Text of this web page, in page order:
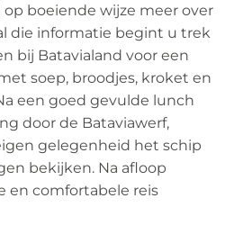
boeiende wijze meer over
die informatie begint u trek
bij Batavialand voor een
soep, broodjes, kroket en
een goed gevulde lunch
door de Bataviawerf,
gelegenheid het schip
bekijken. Na afloop
en comfortabele reis